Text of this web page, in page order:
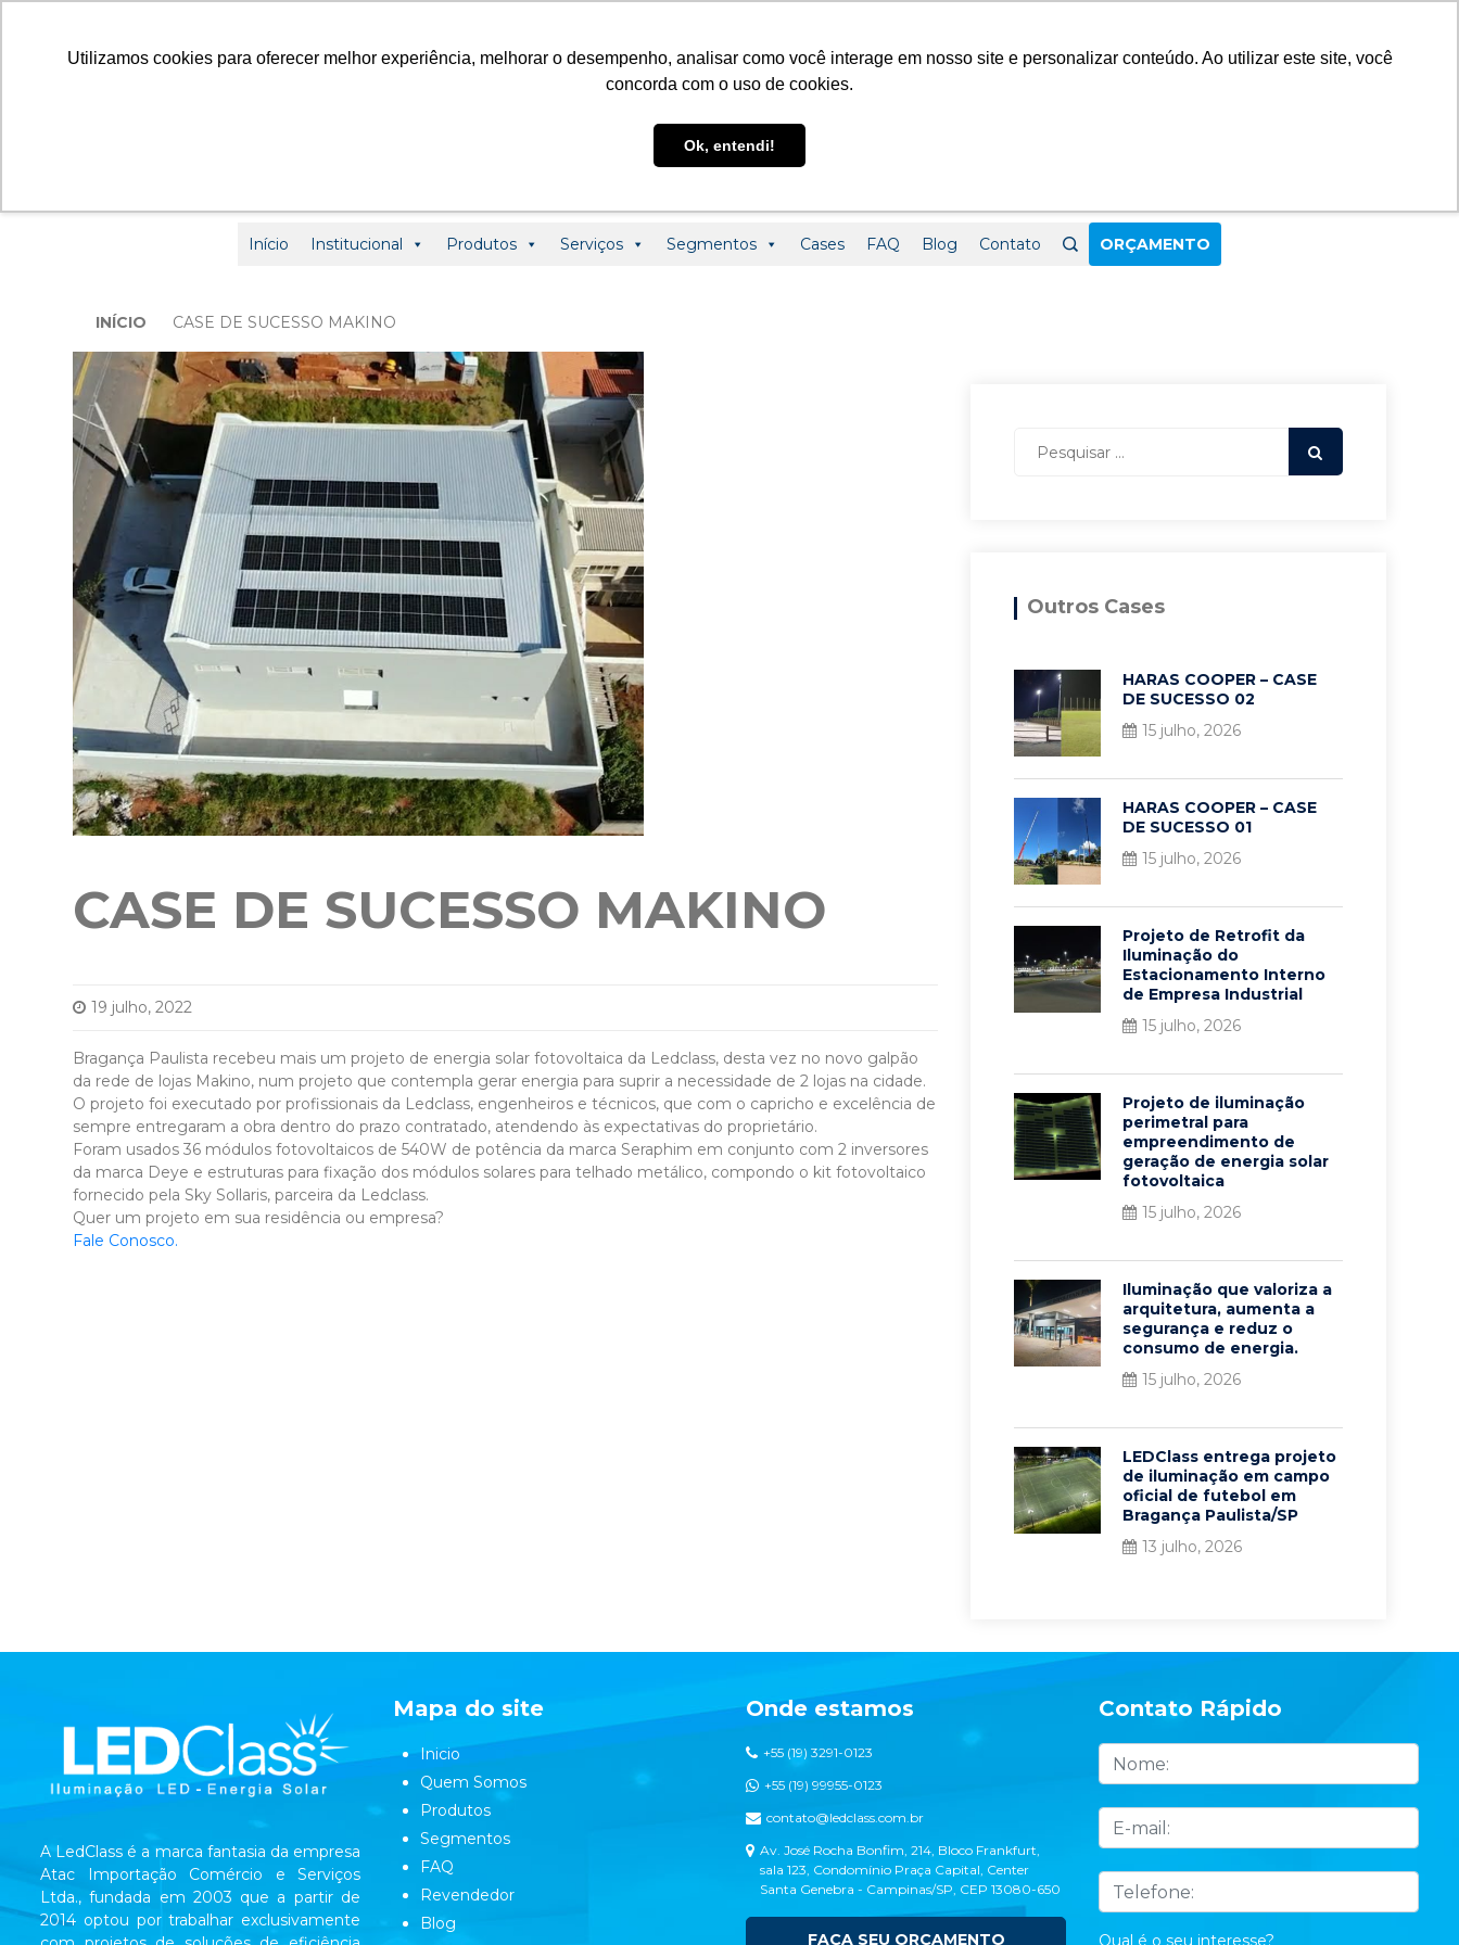
Utilizamos cookies para oferecer melhor experiência, melhorar o desempenho, analisar como você interage em nosso site e personalizar conteúdo. Ao utilizar este site, você
concorda com o uso de cookies.
Ok, entendi!
Início Institucional Produtos Serviços Segmentos Cases FAQ Blog Contato ORÇAMENTO
INÍCIO CASE DE SUCESSO MAKINO
CASE DE SUCESSO MAKINO
19 julho, 2022
Bragança Paulista recebeu mais um projeto de energia solar fotovoltaica da Ledclass, desta vez no novo galpão
da rede de lojas Makino, num projeto que contempla gerar energia para suprir a necessidade de 2 lojas na cidade.
O projeto foi executado por profissionais da Ledclass, engenheiros e técnicos, que com o capricho e excelência de
sempre entregaram a obra dentro do prazo contratado, atendendo às expectativas do proprietário.
Foram usados 36 módulos fotovoltaicos de 540W de potência da marca Seraphim em conjunto com 2 inversores
da marca Deye e estruturas para fixação dos módulos solares para telhado metálico, compondo o kit fotovoltaico
fornecido pela Sky Sollaris, parceira da Ledclass.
Quer um projeto em sua residência ou empresa?
Fale Conosco.
Outros Cases
HARAS COOPER – CASE
DE SUCESSO 02
15 julho, 2026
HARAS COOPER – CASE
DE SUCESSO 01
15 julho, 2026
Projeto de Retrofit da
Iluminação do
Estacionamento Interno
de Empresa Industrial
15 julho, 2026
Projeto de iluminação
perimetral para
empreendimento de
geração de energia solar
fotovoltaica
15 julho, 2026
Iluminação que valoriza a
arquitetura, aumenta a
segurança e reduz o
consumo de energia.
15 julho, 2026
LEDClass entrega projeto
de iluminação em campo
oficial de futebol em
Bragança Paulista/SP
13 julho, 2026
A LedClass é a marca fantasia da empresa
Atac Importação Comércio e Serviços
Ltda., fundada em 2003 que a partir de
2014 optou por trabalhar exclusivamente
Mapa do site
Inicio
Quem Somos
Produtos
Segmentos
FAQ
Revendedor
Blog
Onde estamos
+55 (19) 3291-0123
+55 (19) 99955-0123
contato@ledclass.com.br
Av. José Rocha Bonfim, 214, Bloco Frankfurt,
sala 123, Condomínio Praça Capital, Center
Santa Genebra - Campinas/SP, CEP 13080-650
FAÇA SEU ORÇAMENTO
Contato Rápido
Qual é o seu interesse?